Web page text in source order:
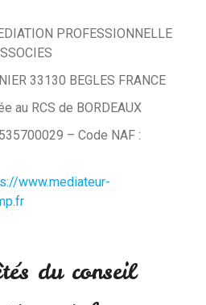
PROFESSIONNELLE
33130 BEGLES FRANCE
au RCS de BORDEAUX
– Code NAF :
www.mediateur-
du conseil